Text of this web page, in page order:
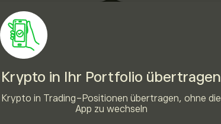
Krypto in Ihr Portfolio übertragen
Krypto in Trading-Positionen übertragen, ohne die
App zu wechseln